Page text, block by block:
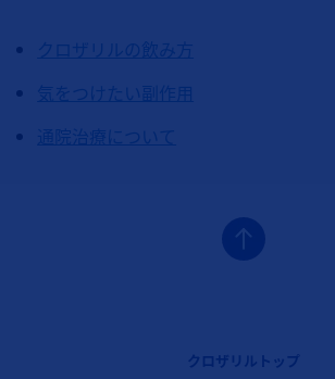
クロザリルの飲み方
気をつけたい副作用
通院治療について
クロザリルトップ